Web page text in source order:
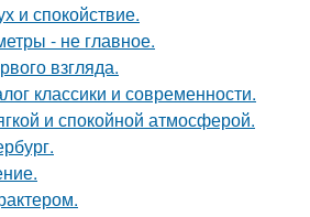
и спокойствие.
- не главное.
взгляда.
классики и современности.
и спокойной атмосферой.